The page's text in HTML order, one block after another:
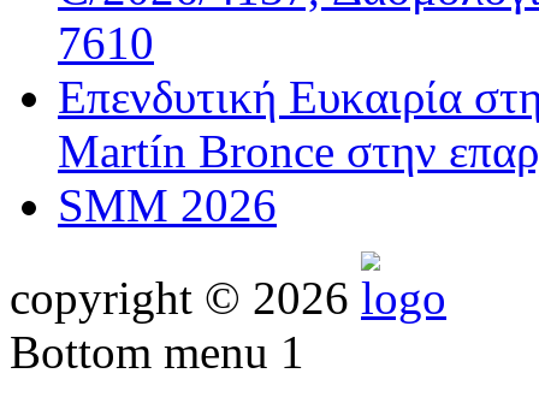
7610
Επενδυτική Ευκαιρία
Martín Bronce στην
SMM 2026
copyright © 2026
Bottom menu 1